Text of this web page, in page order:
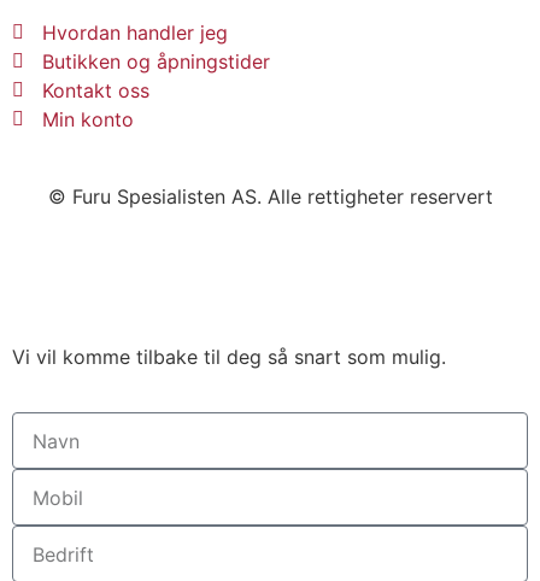
Hvordan handler jeg
Butikken og åpningstider
Kontakt oss
Min konto
© Furu Spesialisten AS. Alle rettigheter reservert
Vi vil komme tilbake til deg så snart som mulig.